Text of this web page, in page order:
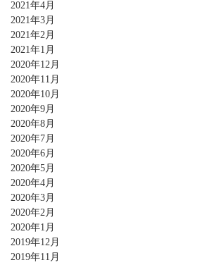
2021年4月
2021年3月
2021年2月
2021年1月
2020年12月
2020年11月
2020年10月
2020年9月
2020年8月
2020年7月
2020年6月
2020年5月
2020年4月
2020年3月
2020年2月
2020年1月
2019年12月
2019年11月